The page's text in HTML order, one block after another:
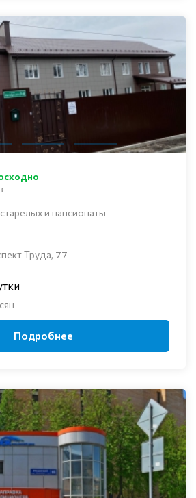
и пансионаты
Труда, 77
Подробнее